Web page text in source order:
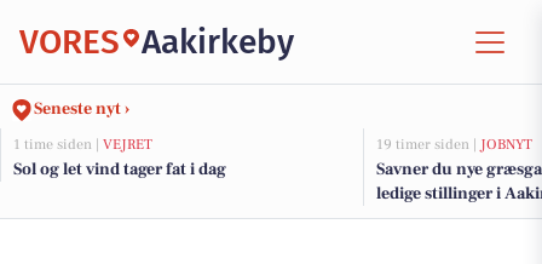
VORES Aakirkeby
Seneste nyt ›
1 time siden | VEJRET
Sol og let vind tager fat i dag
19 timer siden | JOBNYT
Savner du nye
ledige stillinger i